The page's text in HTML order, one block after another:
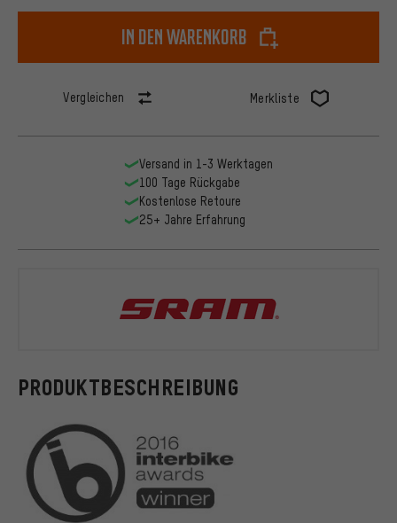
In den Warenkorb
Vergleichen Merkliste
PRODUKTBESCHREIBUNG
Versand in 1-3 Werktagen
100 Tage Rückgabe
Kostenlose Retoure
25+ Jahre Erfahrung
SRAM